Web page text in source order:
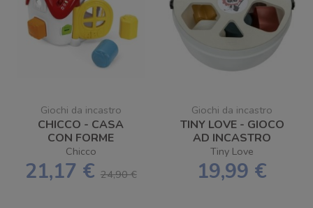
Giochi da incastro
CHICCO - CASA
CON FORME
ORDINATE
Chicco
21,17 € 24,90 €
Giochi da incastro
TINY LOVE - GIOCO
AD INCASTRO
SORTER BOX ROCK
Tiny Love
19,99 €